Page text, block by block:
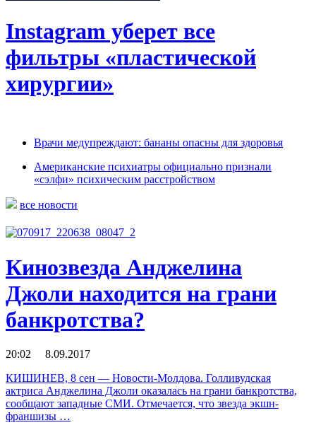
Instagram уберет все
фильтры «пластической
хирургии»
Врачи медупреждают: бананы опасны для здоровья
Американские психиатры официально признали
«сэлфи» психическим расстройством
все новости
Кинозвезда Анджелина
Джоли находится на грани
банкротства?
20:02 8.09.2017
КИШИНЕВ, 8 сен — Новости-Молдова. Голливудская
актриса Анджелина Джоли оказалась на грани банкротства,
сообщают западные СМИ. Отмечается, что звезда экшн-
франшизы …